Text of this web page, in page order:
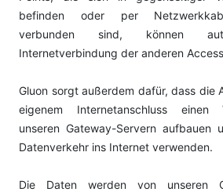
befinden oder per
verbunden sind, können
Internetverbindung der anderen
Gluon sorgt außerdem dafür, dass die
eigenem Internetanschluss einen
unseren Gateway-Servern aufbauen
Datenverkehr ins Internet verwenden.
Die Daten werden von unseren